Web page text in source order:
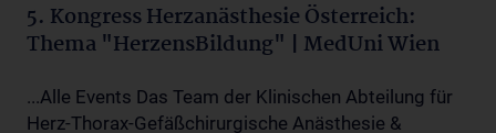
5. Kongress Herzanästhesie Österreich:
Thema "HerzensBildung" | MedUni Wien
...Alle Events Das Team der Klinischen Abteilung für
Herz-Thorax-Gefäßchirurgische Anästhesie &